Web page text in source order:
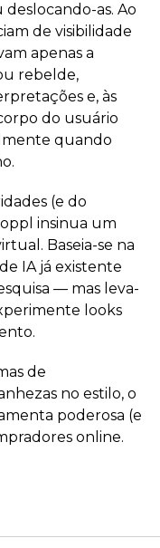
as. Ao
de visibilidade
apenas a
rebelde,
e, às
do usuário
quando
(e do
insinua um
Baseia-se na
IA já existente
— mas leva-
looks
de
no estilo, o
poderosa (e
online.